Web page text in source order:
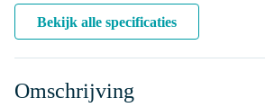
Bekijk alle specificaties
Omschrijving